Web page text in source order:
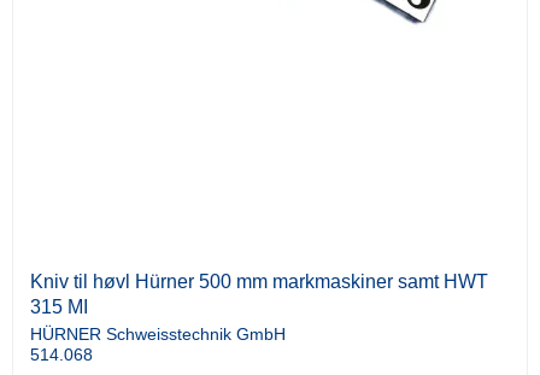
Kniv til høvl Hürner 500 mm markmaskiner samt HWT
315 MI
HÜRNER Schweisstechnik GmbH
514.068